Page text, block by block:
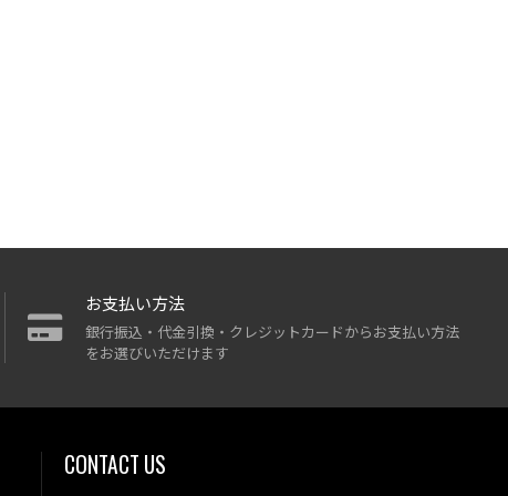
お支払い方法
銀行振込・代金引換・クレジットカードからお支払い方法
をお選びいただけます
CONTACT US